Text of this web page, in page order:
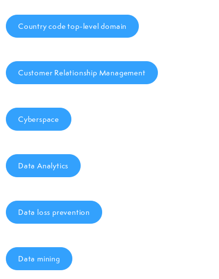
Country code top-level domain
Customer Relationship Management
Cyberspace
Data Analytics
Data loss prevention
Data mining